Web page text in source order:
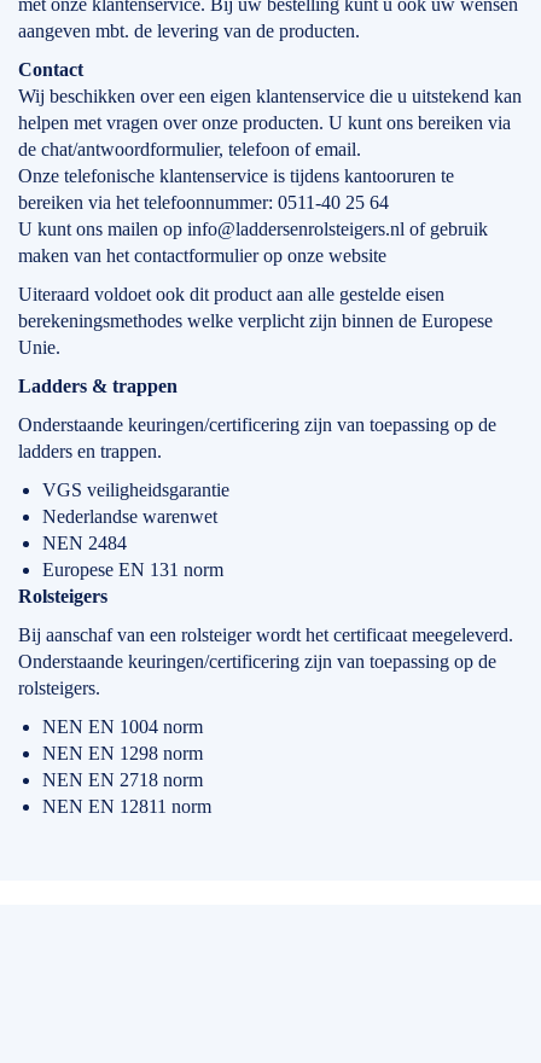
aangeven mbt. de levering van de producten.
Contact
Wij beschikken over een eigen klantenservice die u uitstekend kan
helpen met vragen over onze producten. U kunt ons bereiken via
de chat/antwoordformulier, telefoon of email.
Onze telefonische klantenservice is tijdens kantooruren te
bereiken via het telefoonnummer: 0511-40 25 64
U kunt ons mailen op info@laddersenrolsteigers.nl of gebruik
maken van het contactformulier op onze website
Uiteraard voldoet ook dit product aan alle gestelde eisen
berekeningsmethodes welke verplicht zijn binnen de Europese
Unie.
Ladders & trappen
Onderstaande keuringen/certificering zijn van toepassing op de
ladders en trappen.
VGS veiligheidsgarantie
Nederlandse warenwet
NEN 2484
Europese EN 131 norm
Rolsteigers
Bij aanschaf van een rolsteiger wordt het certificaat meegeleverd.
Onderstaande keuringen/certificering zijn van toepassing op de
rolsteigers.
NEN EN 1004 norm
NEN EN 1298 norm
NEN EN 2718 norm
NEN EN 12811 norm